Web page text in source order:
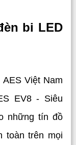
bi LED
Việt Nam
EV8 - Siêu
những tín đồ
toàn trên mọi